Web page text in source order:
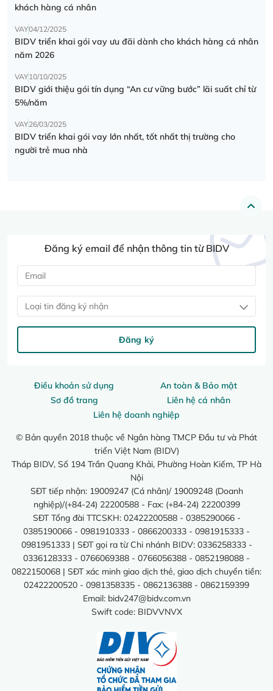
khách hàng cá nhân
VAY04/12/2025
BIDV triển khai gói vay ưu đãi dành cho khách hàng cá nhân
năm 2026
VAY10/10/2025
BIDV giới thiệu gói tín dụng “An cư vững bước” lãi suất chỉ từ
5%/năm
VAY26/03/2025
BIDV triển khai gói vay lớn nhất, tốt nhất thị trường cho
người trẻ mua nhà
Điều khoản sử dụng
An toàn & Bảo mật
Sơ đồ trang
Liên hệ cá nhân
Liên hệ doanh nghiệp
© Bản quyền 2018 thuộc về Ngân hàng TMCP Đầu tư và Phát
triển Việt Nam (BIDV)
Tháp BIDV, Số 194 Trần Quang Khải, Phường Hoàn Kiếm, TP Hà
Nội
SĐT tiếp nhận: 19009247 (Cá nhân)/ 19009248 (Doanh
nghiệp)/(+84-24) 22200588 - Fax: (+84-24) 22200399
SĐT Tổng đài TTCSKH: 02422200588 - 0385290066 -
0385190066 - 0981910333 - 0866200333 - 0981915333 -
0981951333 | SĐT gọi ra từ Chi nhánh BIDV: 0336258333 -
0336128333 - 0766069388 - 0766056388 - 0852198088 -
0822150068 | SĐT xác minh giao dịch thẻ, giao dịch chuyển tiền:
02422200520 - 0981358335 - 0862136388 - 0862159399
Email: bidv247@bidv.com.vn
Swift code: BIDVVNVX
Đăng ký email để nhận thông tin từ BIDV
Loại tin đăng ký nhận
Đăng ký